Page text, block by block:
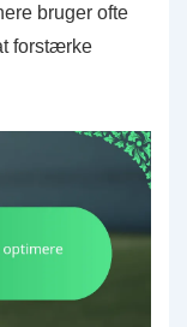
bruger ofte
forstærke